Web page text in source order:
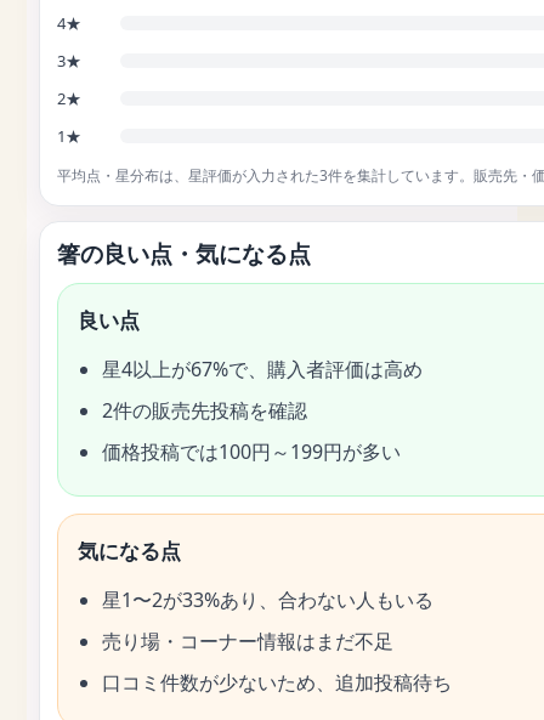
4★
3★
2★
1★
平均点・星分布は、星評価が入力された3件を集計しています。販売先・
箸の良い点・気になる点
良い点
星4以上が67%で、購入者評価は高め
2件の販売先投稿を確認
価格投稿では100円～199円が多い
気になる点
星1〜2が33%あり、合わない人もいる
売り場・コーナー情報はまだ不足
口コミ件数が少ないため、追加投稿待ち